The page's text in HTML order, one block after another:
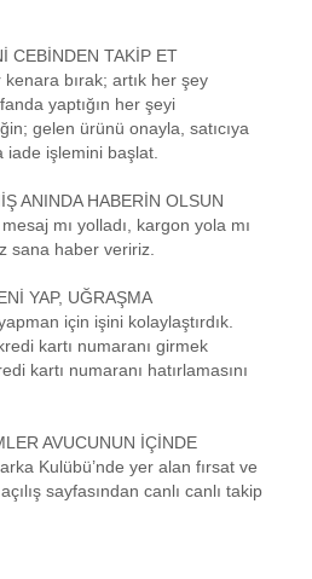
CEBİNDEN TAKİP ET
bırak; artık her şey
yaptığın her şeyi
gelen ürünü onayla, satıcıya
işlemini başlat.
ANINDA HABERİN OLSUN
mı yolladı, kargon yola mı
sana haber veririz.
YAP, UĞRAŞMA
için işini kolaylaştırdık.
kartı numaranı girmek
kartı numaranı hatırlamasını
AVUCUNUN İÇİNDE
Kulübü’nde yer alan fırsat ve
sayfasından canlı canlı takip